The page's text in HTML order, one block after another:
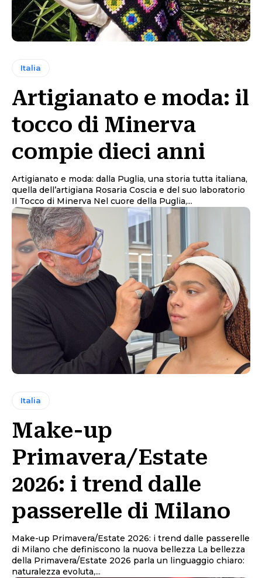
Italia
Artigianato e moda: il
tocco di Minerva
compie dieci anni
Artigianato e moda: dalla Puglia, una storia tutta italiana,
quella dell’artigiana Rosaria Coscia e del suo laboratorio
Il Tocco di Minerva Nel cuore della Puglia,...
Italia
Make-up
Primavera/Estate
2026: i trend dalle
passerelle di Milano
Make-up Primavera/Estate 2026: i trend dalle passerelle
di Milano che definiscono la nuova bellezza La bellezza
della Primavera/Estate 2026 parla un linguaggio chiaro:
naturalezza evoluta,...